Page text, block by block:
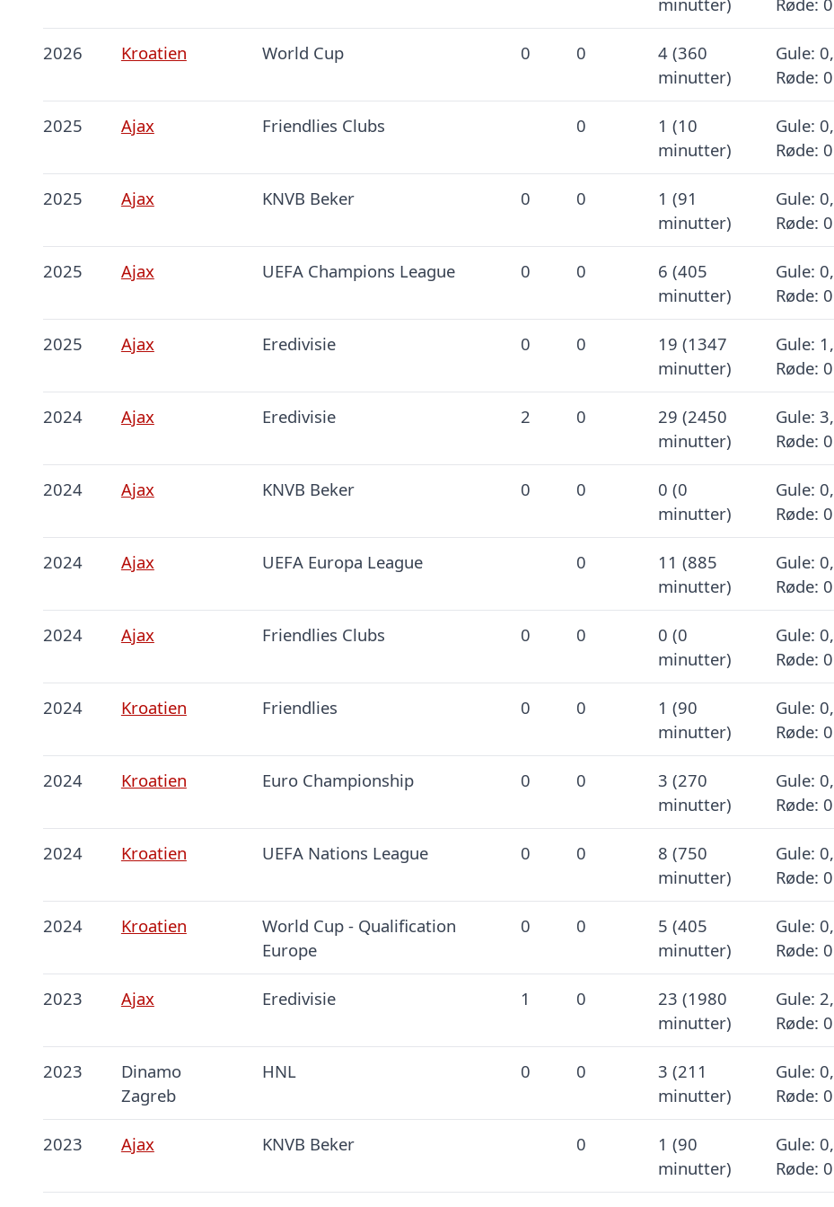
2026 Kroatien World Cup 0 0
4 (360
minutter)
Gule: 0,
Røde: 0
2025 Ajax Friendlies Clubs 0
1 (10
minutter)
Gule: 0,
Røde: 0
2025 Ajax KNVB Beker 0 0
1 (91
minutter)
Gule: 0,
Røde: 0
2025 Ajax UEFA Champions League 0 0
6 (405
minutter)
Gule: 0,
Røde: 0
2025 Ajax Eredivisie 0 0
19 (1347
minutter)
Gule: 1,
Røde: 0
2024 Ajax Eredivisie 2 0
29 (2450
minutter)
Gule: 3,
Røde: 0
2024 Ajax KNVB Beker 0 0
0 (0
minutter)
Gule: 0,
Røde: 0
2024 Ajax UEFA Europa League 0
11 (885
minutter)
Gule: 0,
Røde: 0
2024 Ajax Friendlies Clubs 0 0
0 (0
minutter)
Gule: 0,
Røde: 0
2024 Kroatien Friendlies 0 0
1 (90
minutter)
Gule: 0,
Røde: 0
2024 Kroatien Euro Championship 0 0
3 (270
minutter)
Gule: 0,
Røde: 0
2024 Kroatien UEFA Nations League 0 0
8 (750
minutter)
Gule: 0,
Røde: 0
2024 Kroatien
World Cup - Qualification
Europe
0 0
5 (405
minutter)
Gule: 0,
Røde: 0
2023 Ajax Eredivisie 1 0
23 (1980
minutter)
Gule: 2,
Røde: 0
2023
Dinamo
Zagreb
HNL 0 0
3 (211
minutter)
Gule: 0,
Røde: 0
2023 Ajax KNVB Beker 0
1 (90
minutter)
Gule: 0,
Røde: 0